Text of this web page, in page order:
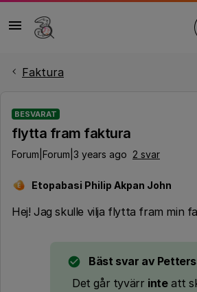
Faktura
BESVARAT
flytta fram faktura
Forum|Forum|3 years ago 2 svar
E Etopabasi Philip Akpan John
Hej! Jag skulle vilja flytta fram min
Bäst svar av
Det går tyvärr inteatt